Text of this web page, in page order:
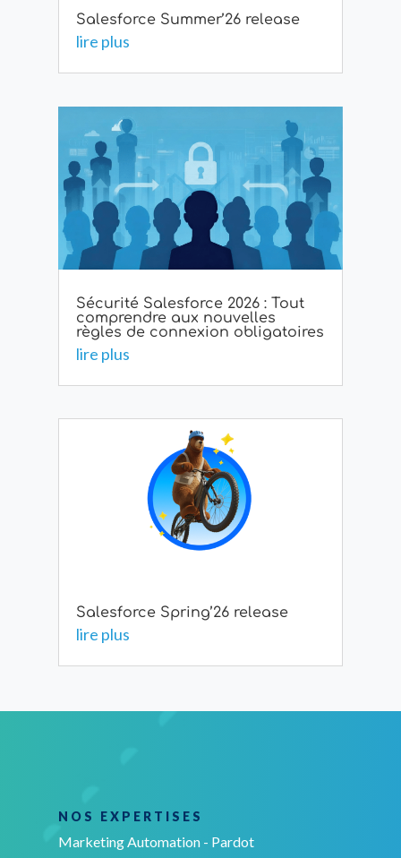
Salesforce Summer’26 release
lire plus
Sécurité Salesforce 2026 : Tout
comprendre aux nouvelles
règles de connexion obligatoires
lire plus
Salesforce Spring’26 release
lire plus
NOS EXPERTISES
Marketing Automation - Pardot